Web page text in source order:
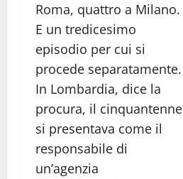
Roma, quattro a Milano.
E un tredicesimo
episodio per cui si
procede separatamente.
In Lombardia, dice la
procura, il cinquantenne
si presentava come il
responsabile di
un’agenzia